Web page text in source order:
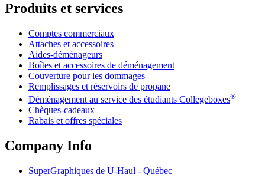
Produits et services
Comptes commerciaux
Attaches et accessoires
Aides-déménageurs
Boîtes et accessoires de déménagement
Couverture pour les dommages
Remplissages et réservoirs de propane
Déménagement au service des étudiants Collegeboxes®
Chèques-cadeaux
Rabais et offres spéciales
Company Info
SuperGraphiques de U-Haul - Québec